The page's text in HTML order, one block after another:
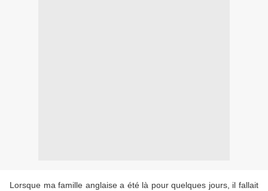
Lorsque ma famille anglaise a été là pour quelques jours, il fallait